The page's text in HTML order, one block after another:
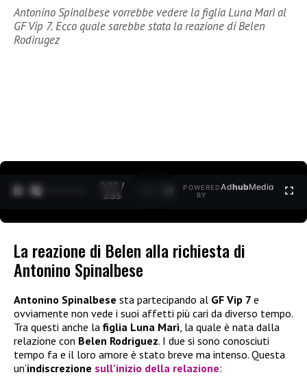
Antonino Spinalbese vorrebbe vedere la figlia Luna Marì al
GF Vip 7. Ecco quale sarebbe stata la reazione di Belen
Rodirugez
0:27 /
3:35
POWERED
BY
AdhubMedia
La reazione di Belen alla richiesta di
Antonino Spinalbese
Antonino Spinalbese sta partecipando al GF Vip 7 e
ovviamente non vede i suoi affetti più cari da diverso tempo.
Tra questi anche la figlia Luna Marì, la quale è nata dalla
relazione con Belen Rodriguez. I due si sono conosciuti
tempo fa e il loro amore è stato breve ma intenso. Questa
un’indiscrezione sull’inizio della relazione: